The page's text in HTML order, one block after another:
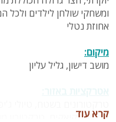
ומשחקי שולחן לילדים ולכל
אחוזת נטלי
מיקום:
מושב דישון, גליל עליון
קרטינג, קיאקים, טרקטורון
קרא עוד